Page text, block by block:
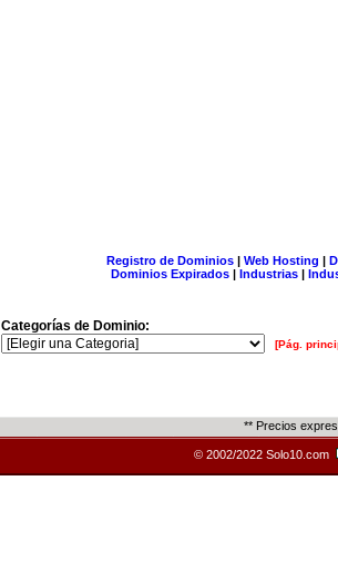
Registro de Dominios| Web Hosting |
Dominios Expirados | Industrias |
Categorías de Dominio:
[Pág.
** Precios
© 2002/2022 Solo10.com